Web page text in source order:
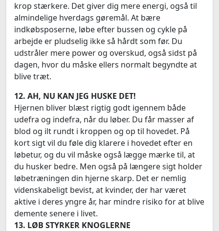
krop stærkere. Det giver dig mere energi, også til
almindelige hverdags gøremål. At bære
indkøbsposerne, løbe efter bussen og cykle på
arbejde er pludselig ikke så hårdt som før. Du
udstråler mere power og overskud, også sidst på
dagen, hvor du måske ellers normalt begyndte at
blive træt.
12. AH, NU KAN JEG HUSKE DET!
Hjernen bliver blæst rigtig godt igennem både
udefra og indefra, når du løber. Du får masser af
blod og ilt rundt i kroppen og op til hovedet. På
kort sigt vil du føle dig klarere i hovedet efter en
løbetur, og du vil måske også lægge mærke til, at
du husker bedre. Men også på længere sigt holder
løbetræningen din hjerne skarp. Det er nemlig
videnskabeligt bevist, at kvinder, der har været
aktive i deres yngre år, har mindre risiko for at blive
demente senere i livet.
13. LØB STYRKER KNOGLERNE